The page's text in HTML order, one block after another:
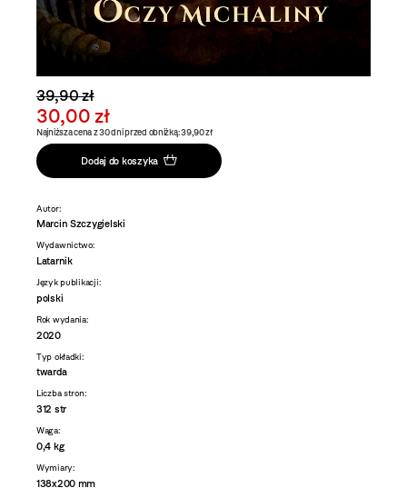
39,90 zł
30,00 zł
Najniższa cena z 30 dni przed obniżką: 39,90 zł
Dodaj do koszyka
Autor:
Marcin Szczygielski
Wydawnictwo:
Latarnik
Język publikacji:
polski
Rok wydania:
2020
Typ okładki:
twarda
Liczba stron:
312 str
Waga:
0,4 kg
Wymiary:
138x200 mm